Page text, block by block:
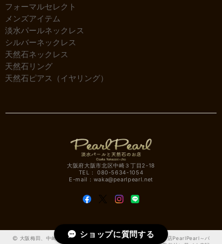
フォーマルセレクト
メンズアイテム
淡水パールネックレス
シルバーネックレス
天然石ネックレス
天然石リング
天然石ピアス（イヤリング）
大阪府大阪市北区中崎３丁目2-18
TEL： 080-5634-1054
E-mail： waka@pearlpearl.net
大阪梅田、中崎町の淡水パールと天然石アクセサリー雑貨のお店PearlPearl～パ
ショップに質問する